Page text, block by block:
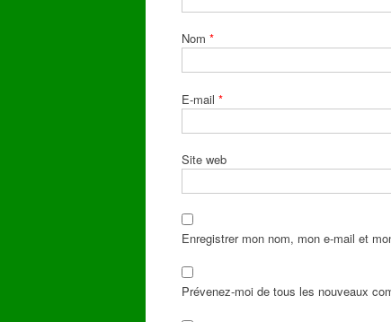
Nom *
E-mail *
Site web
Enregistrer mon nom, mon e-mail et
Prévenez-moi de tous les nouveaux